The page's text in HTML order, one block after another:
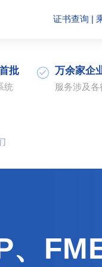
证书查询 |
批
统
万余家企
服务涉及各